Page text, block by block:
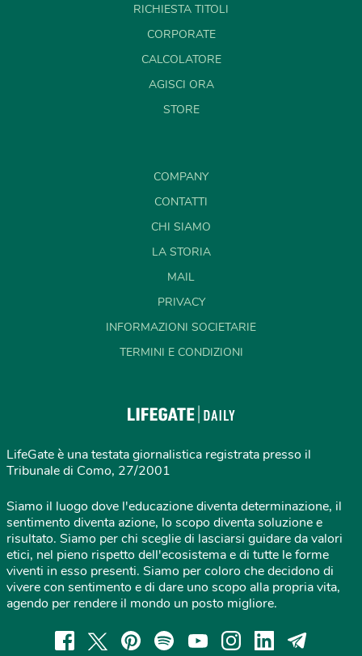
RICHIESTA TITOLI
CORPORATE
CALCOLATORE
AGISCI ORA
STORE
COMPANY
CONTATTI
CHI SIAMO
LA STORIA
MAIL
PRIVACY
INFORMAZIONI SOCIETARIE
TERMINI E CONDIZIONI
LifeGate è una testata giornalistica registrata presso il
Tribunale di Como, 27/2001
Siamo il luogo dove l'educazione diventa determinazione, il
sentimento diventa azione, lo scopo diventa soluzione e
risultato. Siamo per chi sceglie di lasciarsi guidare da valori
etici, nel pieno rispetto dell'ecosistema e di tutte le forme
viventi in esso presenti. Siamo per coloro che decidono di
vivere con sentimento e di dare uno scopo alla propria vita,
agendo per rendere il mondo un posto migliore.